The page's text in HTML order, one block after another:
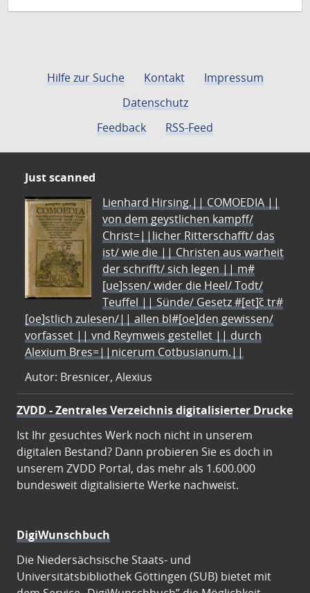
Hilfe zur Suche Kontakt
Impressum
Datenschutz
Feedback
RSS-Feed
Just scanned
Lienhard Hirsing.|| COMOEDIA ||
von dem geystlichen kampff/
Christ=||licher Ritterschafft/ das
ist/ wie die || Christen aus warheit
der schrifft/ sich legen || m#
[ue]ssen/ wider die Heel/ Todt/
Teuffel || Sünde/ Gesetz #[et]c̃ tr#
[oe]stlich zulesen/|| allen bl#[oe]den gewissen/
vorfasset || vnd Reymweis gestellet || durch
Alexium Bres=||nicerum Cotbusianum.||
Autor: Bresnicer, Alexius
ZVDD - Zentrales Verzeichnis digitalisierter Drucke
Ist Ihr gesuchtes Werk noch nicht in unserem
digitalen Bestand? Dann probieren Sie es doch in
unserem ZVDD Portal, das mehr als 1.600.000
bundesweit digitalisierte Werke nachweist.
DigiWunschbuch
Die Niedersächsische Staats- und
Universitätsbibliothek Göttingen (SUB) bietet mit